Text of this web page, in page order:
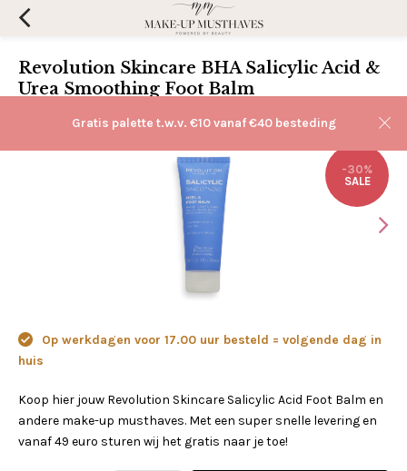
Gratis palette t.w.v. €10 vanaf €40 besteding
Revolution Skincare BHA Salicylic Acid &
Urea Smoothing Foot Balm
-30%
SALE
Op werkdagen voor 17.00 uur besteld = volgende dag in
huis
Koop hier jouw Revolution Skincare Salicylic Acid Foot Balm en
andere make-up musthaves. Met een super snelle levering en
vanaf 49 euro sturen wij het gratis naar je toe!